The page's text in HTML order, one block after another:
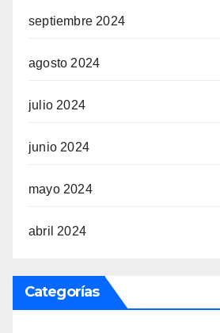
septiembre 2024
agosto 2024
julio 2024
junio 2024
mayo 2024
abril 2024
Categorías